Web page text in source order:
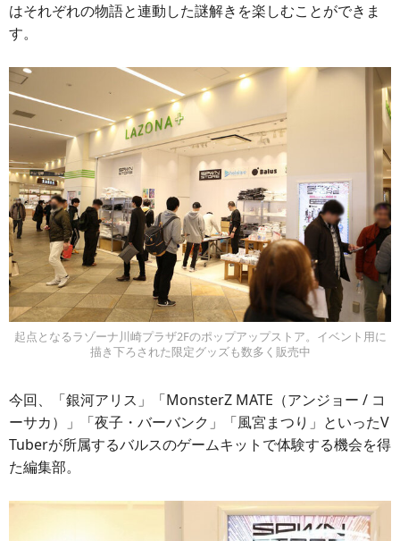
はそれぞれの物語と連動した謎解きを楽しむことができま
す。
起点となるラゾーナ川崎プラザ2Fのポップアップストア。イベント用に
描き下ろされた限定グッズも数多く販売中
今回、「銀河アリス」「MonsterZ MATE（アンジョー / コ
ーサカ）」「夜子・バーバンク」「風宮まつり」といったV
Tuberが所属するバルスのゲームキットで体験する機会を得
た編集部。